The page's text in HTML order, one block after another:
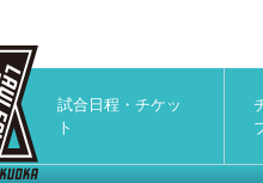
試合日程・チケッ
ト